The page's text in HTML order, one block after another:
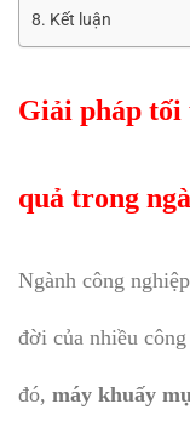
Kết luận
Giải pháp tối
quả trong
Ngành công
đời của nhiều
đó, máy khuấy